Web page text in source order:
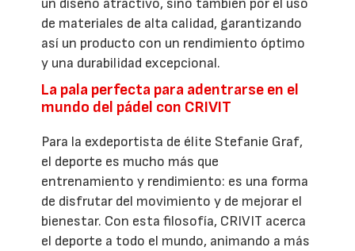
de materiales de alta calidad, garantizando
así un producto con un rendimiento óptimo
y una durabilidad excepcional.
La pala perfecta para adentrarse en el
mundo del pádel con CRIVIT
Para la exdeportista de élite Stefanie Graf,
el deporte es mucho más que
entrenamiento y rendimiento: es una forma
de disfrutar del movimiento y de mejorar el
bienestar. Con esta filosofía, CRIVIT acerca
el deporte a todo el mundo, animando a más